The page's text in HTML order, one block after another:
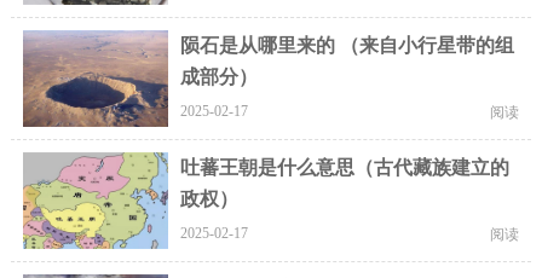
陨石是从哪里来的 （来自小行星带的组
成部分）
2025-02-17 阅读
吐蕃王朝是什么意思（古代藏族建立的
政权）
2025-02-17 阅读